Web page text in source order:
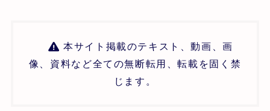
本サイト掲載のテキスト、動画、画
像、資料など全ての無断転用、転載を固く禁
じます。